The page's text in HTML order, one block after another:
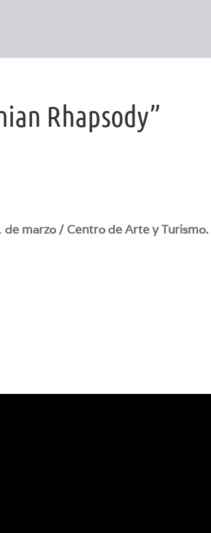
Rhapsody”
de marzo / Centro de Arte y